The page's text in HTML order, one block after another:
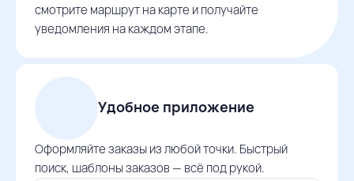
смотрите маршрут на карте и получайте
уведомления на каждом этапе.
Удобное приложение
Оформляйте заказы из любой точки. Быстрый
поиск, шаблоны заказов — всё под рукой.